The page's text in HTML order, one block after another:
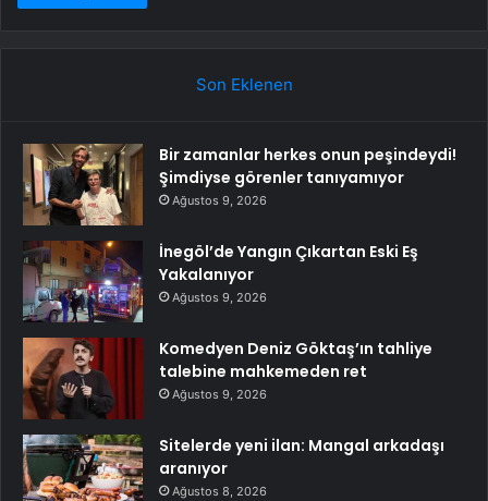
Son Eklenen
Bir zamanlar herkes onun peşindeydi!
Şimdiyse görenler tanıyamıyor
Ağustos 9, 2026
İnegöl’de Yangın Çıkartan Eski Eş
Yakalanıyor
Ağustos 9, 2026
Komedyen Deniz Göktaş’ın tahliye
talebine mahkemeden ret
Ağustos 9, 2026
Sitelerde yeni ilan: Mangal arkadaşı
aranıyor
Ağustos 8, 2026